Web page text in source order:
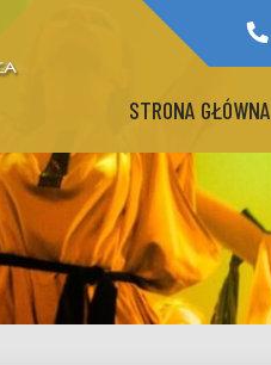
STRONA GŁÓWNA